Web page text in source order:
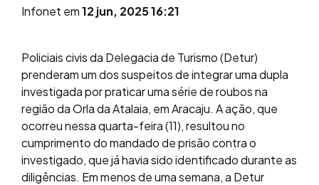
Infonet em12 jun, 2025 16:21
Policiais civis da Delegacia de Turismo (Detur)
prenderam um dos suspeitos de integrar uma dupla
investigada por praticar uma série de roubos na
região da Orla da Atalaia, em Aracaju. A ação, que
ocorreu nessa quarta-feira (11), resultou no
cumprimento do mandado de prisão contra o
investigado, que já havia sido identificado durante as
diligências. Em menos de uma semana, a Detur